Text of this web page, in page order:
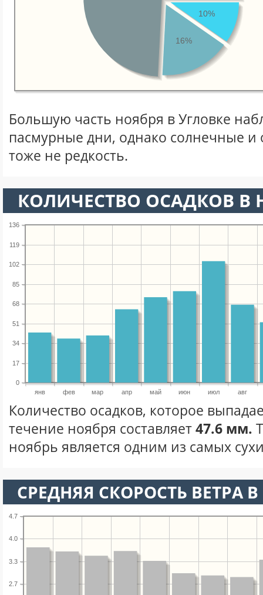
10%
16%
Большую часть ноября в Угловке
пасмурные дни, однако солнечные
тоже не редкость.
КОЛИЧЕСТВО ОСАДКОВ В
янв фев мар апр май июн июл авг
0
17
34
51
68
85
102
119
136
Количество осадков, которое
течение ноября составляет47.6 мм.
ноябрь является одним из самых
СРЕДНЯЯ СКОРОСТЬ ВЕТРА
2.7
3.3
4.0
4.7